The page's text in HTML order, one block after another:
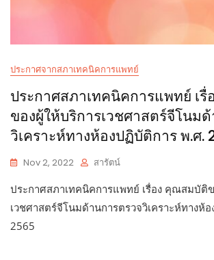
ประกาศจากสภาเทคนิคการแพทย์
ประกาศสภาเทคนิคการแพทย์ เ
ของผู้ให้บริการเวชศาสตร์จีโนม
วิเคราะห์ทางห้องปฏิบัติการ พ.ศ.
Nov 2, 2022 สารัตน์
ประกาศสภาเทคนิคการแพทย์ เรื่อง คุณสมบัติ
เวชศาสตร์จีโนมด้านการตรวจวิเคราะห์ทางห้
2565